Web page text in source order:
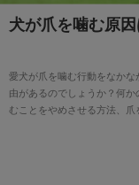
犬が爪を噛む原
愛犬が爪を噛む行動をなか
由があるのでしょうか？何
むことをやめさせる方法、爪